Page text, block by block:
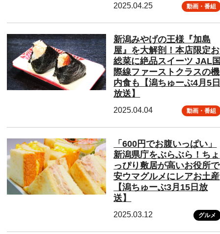
2025.04.25 動画・番組
新潟みやげの王様『加島
屋』を大解剖！本店限定お
総菜に絶品スイーツ JAL
際線ファーストクラスの機
内食も【潟ちゅーぶ4月5
放送】
2025.04.04 動画・番組
「600円でお腹いっぱい」
新潟県庁をぶらぶら！ちょ
っぴり敷居が高いお役所で
安ウマグルメにレアお土産
【潟ちゅーぶ3月15日放
送】
2025.03.12 グルメ